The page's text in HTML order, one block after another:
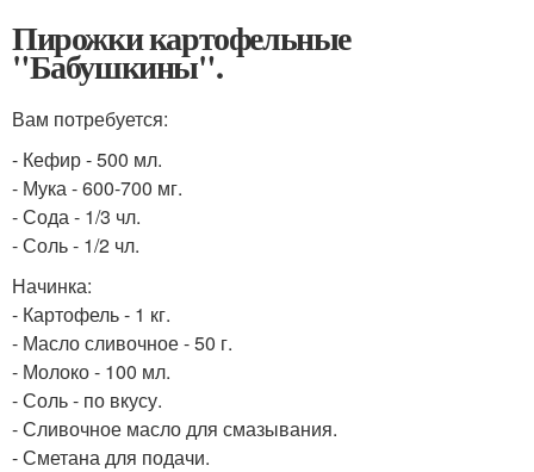
Пирожки картофельные
"Бабушкины".
Вам потребуется:
- Кефир - 500 мл.
- Мука - 600-700 мг.
- Сода - 1/3 чл.
- Соль - 1/2 чл.
Начинка:
- Картофель - 1 кг.
- Масло сливочное - 50 г.
- Молоко - 100 мл.
- Соль - по вкусу.
- Сливочное масло для смазывания.
- Сметана для подачи.